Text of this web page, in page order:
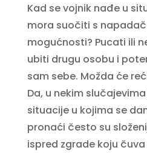
Kad se vojnik nađe u
mora suočiti s
mogućnosti? Pucati ili
ubiti drugu osobu i
sam sebe. Možda će
Da, u nekim
situacije u kojima se
pronaći često su
ispred zgrade koju